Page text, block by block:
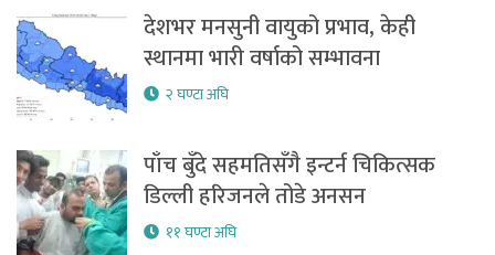
देशभर मनसुनी वायुको प्रभाव, केही
स्थानमा भारी वर्षाको सम्भावना
२ घण्टा अघि
पाँच बुँदे सहमतिसँगै इन्टर्न चिकित्सक
डिल्ली हरिजनले तोडे अनसन
११ घण्टा अघि